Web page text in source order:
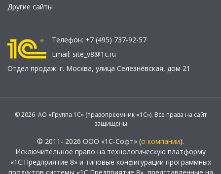
Другие сайты
Телефон: +7 (495) 737-92-57
Email: site_v8@1c.ru
Отдел продаж: г. Москва, улица Селезнёвская, дом 21
© 2026 АО «Группа 1С» (правопреемник «1С»). Все права на сайт
защищены
© 2011- 2026 ООО «1С-Софт» (о компании).
Исключительное право на технологическую платформу
«1С:Предприятие 8» и типовые конфигурации программных